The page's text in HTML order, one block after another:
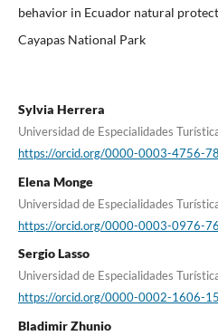
behavior in Ecuador natural
Cayapas National Park
Sylvia Herrera
Universidad de Especialidades
https://orcid.org/0000-0003-4756-
Elena Monge
Universidad de Especialidades
https://orcid.org/0000-0003-0976-
Sergio Lasso
Universidad de Especialidades
https://orcid.org/0000-0002-1606-
Bladimir Zhunio